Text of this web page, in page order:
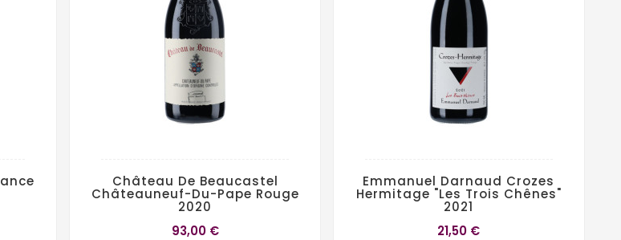
Château De Beaucastel
Châteauneuf-Du-Pape Rouge
2020
93,00 €
Emmanuel Darnaud Crozes
Hermitage "Les Trois Chênes"
2021
21,50 €